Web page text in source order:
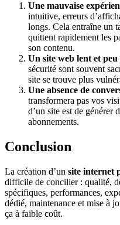
Une mauvaise
intuitive, erreurs
longs. Cela entraîne un
quittent rapidement les
son contenu.
Un site web lent et peu
sécurité sont souvent
site se trouve plus
Une absence de
transformera pas vos
d’un site est de générer
abonnements.
Conclusion
La création d’un site internet
difficile de concilier : qualité,
spécifiques, performances,
dédié, maintenance et mise à
ça à faible coût.